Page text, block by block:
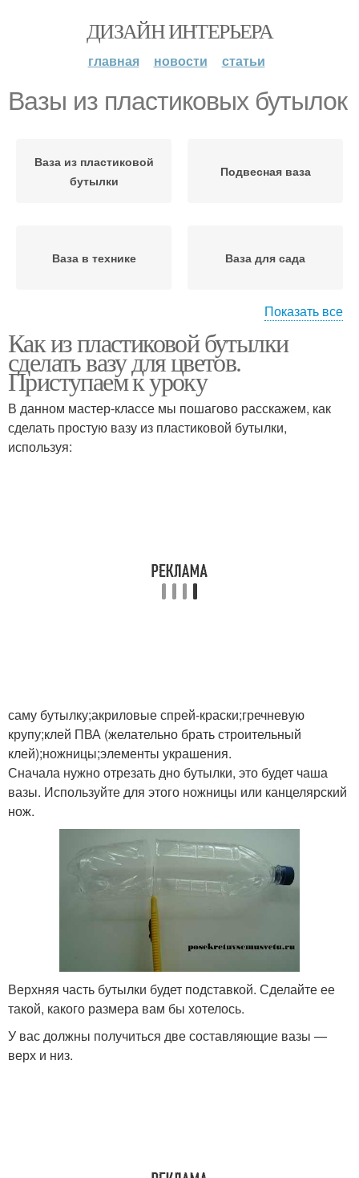
ДИЗАЙН ИНТЕРЬЕРА
главная новости статьи
Вазы из пластиковых бутылок
Ваза из пластиковой
бутылки
Подвесная ваза
Ваза в технике Ваза для сада
бутылки
Оригинальная ваза
Ажурная ваза Изысканная ваза
Вазочка из пластиковой
Простая ваза Ваза для мелочей
Вазы из бутылок Пластиковые вазы
Руки из пластиковых
Показать все
Как из пластиковой бутылки
сделать вазу для цветов.
Приступаем к уроку
В данном мастер-классе мы пошагово расскажем, как
сделать простую вазу из пластиковой бутылки,
используя:
саму бутылку;акриловые спрей-краски;гречневую
крупу;клей ПВА (желательно брать строительный
клей);ножницы;элементы украшения.
Сначала нужно отрезать дно бутылки, это будет чаша
вазы. Используйте для этого ножницы или канцелярский
нож.
Верхняя часть бутылки будет подставкой. Сделайте ее
такой, какого размера вам бы хотелось.
У вас должны получиться две составляющие вазы —
верх и низ.